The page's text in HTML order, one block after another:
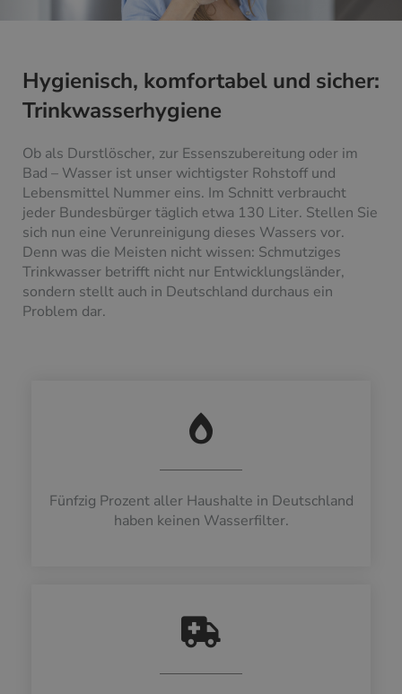
Hygienisch, komfortabel und sicher:
Trinkwasserhygiene
Ob als Durstlöscher, zur Essenszubereitung oder im
Bad – Wasser ist unser wichtigster Rohstoff und
Lebensmittel Nummer eins. Im Schnitt verbraucht
jeder Bundesbürger täglich etwa 130 Liter. Stellen Sie
sich nun eine Verunreinigung dieses Wassers vor.
Denn was die Meisten nicht wissen: Schmutziges
Trinkwasser betrifft nicht nur Entwicklungsländer,
sondern stellt auch in Deutschland durchaus ein
Problem dar.
Fünfzig Prozent aller Haushalte in Deutschland
haben keinen Wasserfilter.